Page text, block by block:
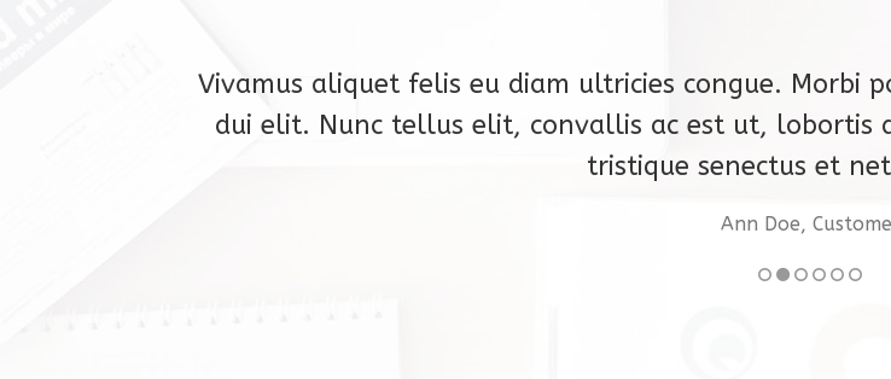
Vivamus aliquet felis eu diam ultricies congue. Morbi
dui elit. Nunc tellus elit, convallis ac est ut, lobortis
tristique senectus et
Ann Doe,